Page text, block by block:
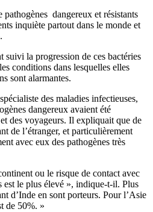
pathogènes dangereux et résistants
inquiète partout dans le monde et
suivi la progression de ces bactéries
conditions dans lesquelles elles
sont alarmantes.
des maladies infectieuses,
dangereux avaient été
des voyageurs. Il expliquait que de
de l’étranger, et particulièrement
avec eux des pathogènes très
ou le risque de contact avec
est le plus élevé », indique-t-il. Plus
d’Inde en sont porteurs. Pour l’Asie
de 50%. »